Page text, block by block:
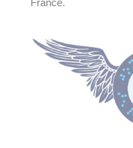
France.